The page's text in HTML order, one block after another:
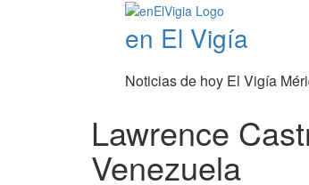
en El Vigía
Noticias de hoy El Vigía
Lawrence
Venezuela